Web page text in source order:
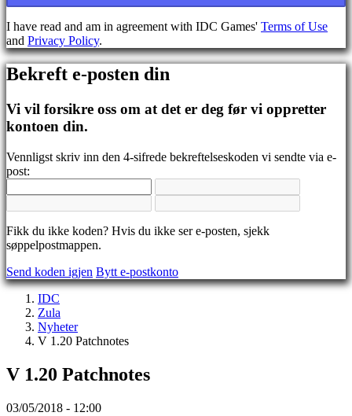
BS
CS
DA
DE
EL
EN
FI
FR
HR
JA
KO
PT
RO
SR
SV
Spillet
I have read and am in agreement with IDC Games' Terms of Use
and Privacy Policy.
Bekreft e-posten din
Vi vil forsikre oss om at det er deg før vi oppretter
kontoen din.
Vennligst skriv inn den 4-sifrede bekreftelseskoden vi sendte via e-
post:
Fikk du ikke koden? Hvis du ikke ser e-posten, sjekk
søppelpostmappen.
Send koden igjen Bytt e-postkonto
IDC
Zula
Nyheter
V 1.20 Patchnotes
V 1.20 Patchnotes
03/05/2018 - 12:00